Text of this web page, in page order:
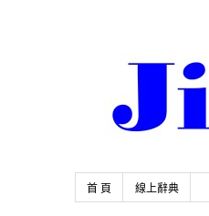
首 頁 線上辭典